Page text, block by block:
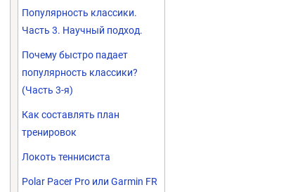
Популярность классики.
Часть 3. Научный подход.
Почему быстро падает
популярность классики?
(Часть 3-я)
Как составлять план
тренировок
Локоть теннисиста
Polar Pacer Pro или Garmin FR